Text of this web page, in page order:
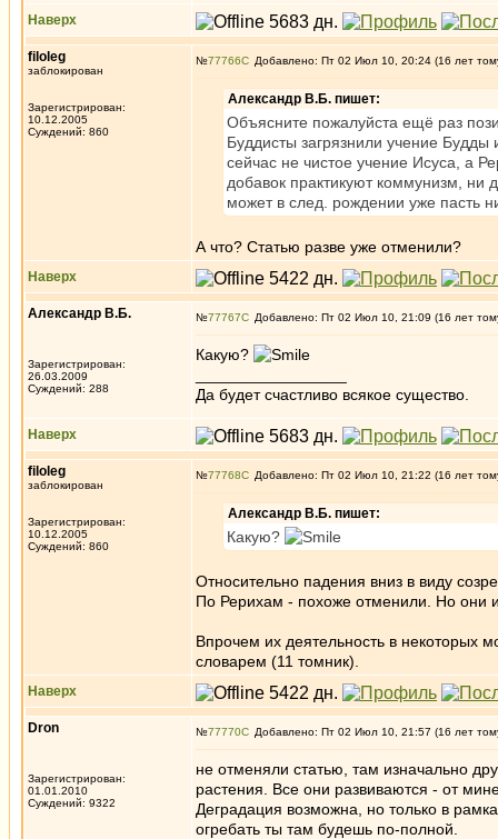
Наверх
filoleg
заблокирован
Зарегистрирован:
10.12.2005
Суждений: 860
№77766 Добавлено: Пт 02 Июл 10, 20:24 (16 лет
Александр В.Б. пишет:
Объясните пожалуйста ещё раз
Буддисты загрязнили учение
сейчас не чистое учение Исуса, а
добавок практикуют коммунизм, ни
может в след. рождении уже пасть
А что? Статью разве уже отменили?
Наверх
Александр В.Б.
Зарегистрирован:
26.03.2009
Суждений: 288
№77767 Добавлено: Пт 02 Июл 10, 21:09 (16 лет
Какую?
Да будет счастливо всякое существо.
Наверх
filoleg
заблокирован
Зарегистрирован:
10.12.2005
Суждений: 860
№77768 Добавлено: Пт 02 Июл 10, 21:22 (16 лет
Александр В.Б. пишет:
Какую?
Относительно падения вниз в виду
По Рерихам - похоже отменили. Но они
Впрочем их деятельность в некоторых
словарем (11 томник).
Наверх
Dron
Зарегистрирован:
01.01.2010
Суждений: 9322
№77770 Добавлено: Пт 02 Июл 10, 21:57 (16 лет
не отменяли статью, там изначально
растения. Все они развиваются - от
Деградация возможна, но только в
огребать ты там будешь по-полной.